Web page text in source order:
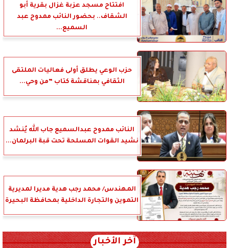
افتتاح مسجد عزبة غزال بقرية أبو
الشقاف.. بحضور النائب ممدوح عبد
السميع...
حزب الوعي يطلق أولى فعاليات الملتقى
الثقافي بمناقشة كتاب ”من وحي...
النائب ممدوح عبدالسميع جاب الله يُنشد
نشيد القوات المسلحة تحت قبة البرلمان...
المهندس/ محمد رجب هدية مديرا لمديرية
التموين والتجارة الداخلية بمحافظة البحيرة
آخر الأخبار